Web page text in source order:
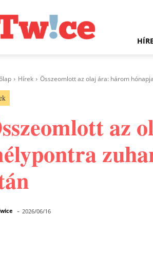
Hírek Összeomlott az olaj ára: három
az
- 2026/06/16